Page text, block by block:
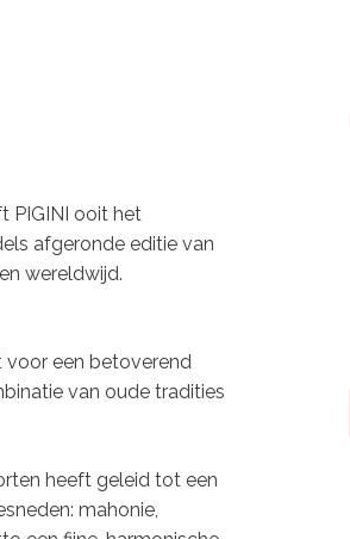
PIGINI ooit het
afgeronde editie van
wereldwijd.
voor een betoverend
van oude tradities
heeft geleid tot een
mahonie,